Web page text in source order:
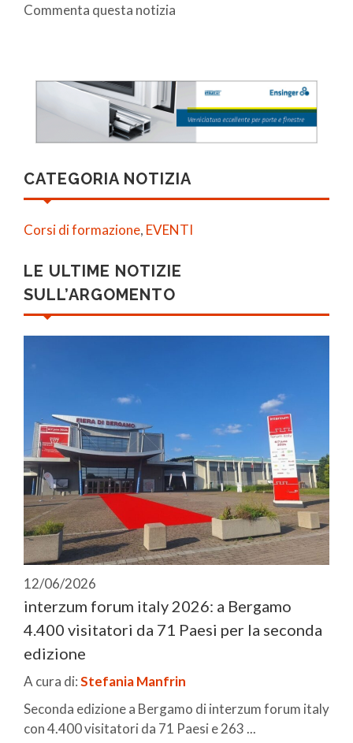
Commenta questa notizia
CATEGORIA NOTIZIA
Corsi di formazione, EVENTI
LE ULTIME NOTIZIE
SULL’ARGOMENTO
12/06/2026
interzum forum italy 2026: a Bergamo
4.400 visitatori da 71 Paesi per la seconda
edizione
A cura di:Stefania Manfrin
Seconda edizione a Bergamo di interzum forum italy
con 4.400 visitatori da 71 Paesi e 263 ...